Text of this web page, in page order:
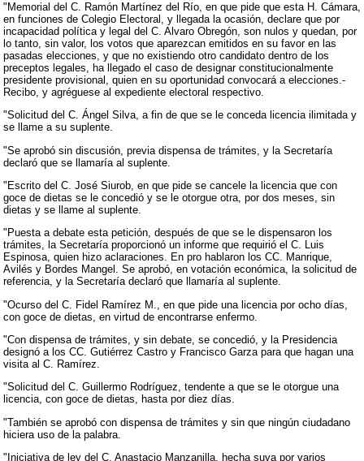
"Memorial del C. Ramón Martínez del Río, en que pide que esta H. Cámara,
en funciones de Colegio Electoral, y llegada la ocasión, declare que por
incapacidad política y legal del C. Alvaro Obregón, son nulos y quedan, por
lo tanto, sin valor, los votos que aparezcan emitidos en su favor en las
pasadas elecciones, y que no existiendo otro candidato dentro de los
preceptos legales, ha llegado el caso de designar constitucionalmente
presidente provisional, quien en su oportunidad convocará a elecciones.-
Recibo, y agréguese al expediente electoral respectivo.
"Solicitud del C. Ángel Silva, a fin de que se le conceda licencia ilimitada y
se llame a su suplente.
"Se aprobó sin discusión, previa dispensa de trámites, y la Secretaría
declaró que se llamaría al suplente.
"Escrito del C. José Siurob, en que pide se cancele la licencia que con
goce de dietas se le concedió y se le otorgue otra, por dos meses, sin
dietas y se llame al suplente.
"Puesta a debate esta petición, después de que se le dispensaron los
trámites, la Secretaría proporcionó un informe que requirió el C. Luis
Espinosa, quien hizo aclaraciones. En pro hablaron los CC. Manrique,
Avilés y Bordes Mangel. Se aprobó, en votación económica, la solicitud de
referencia, y la Secretaría declaró que llamaría al suplente.
"Ocurso del C. Fidel Ramírez M., en que pide una licencia por ocho días,
con goce de dietas, en virtud de encontrarse enfermo.
"Con dispensa de trámites, y sin debate, se concedió, y la Presidencia
designó a los CC. Gutiérrez Castro y Francisco Garza para que hagan una
visita al C. Ramírez.
"Solicitud del C. Guillermo Rodríguez, tendente a que se le otorgue una
licencia, con goce de dietas, hasta por diez días.
"También se aprobó con dispensa de trámites y sin que ningún ciudadano
hiciera uso de la palabra.
"Iniciativa de ley del C. Anastacio Manzanilla, hecha suya por varios